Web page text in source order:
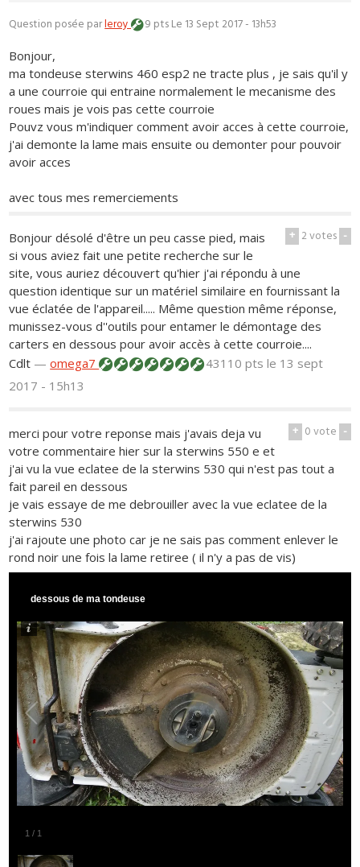
Question posée parleroy 9 ptsLe 13 Sept 2017 - 13h53
Bonjour,
ma tondeuse sterwins 460 esp2 ne tracte plus , je sais qu'il y
a une courroie qui entraine normalement le mecanisme des
roues mais je vois pas cette courroie
Pouvz vous m'indiquer comment avoir acces à cette courroie,
j'ai demonte la lame mais ensuite ou demonter pour pouvoir
avoir acces
avec tous mes remerciements
+ 2votes -
Bonjour désolé d'être un peu casse pied, mais
si vous aviez fait une petite recherche sur le
site, vous auriez découvert qu'hier j'ai répondu à une
question identique sur un matériel similaire en fournissant la
vue éclatée de l'appareil..... Même question même réponse,
munissez-vous d''outils pour entamer le démontage des
carters en dessous pour avoir accès à cette courroie....
Cdlt —omega7 43110 ptsle 13 sept
2017 - 15h13
+ 0vote -
merci pour votre reponse mais j'avais deja vu
votre commentaire hier sur la sterwins 550 e et
j'ai vu la vue eclatee de la sterwins 530 qui n'est pas tout a
fait pareil en dessous
je vais essaye de me debrouiller avec la vue eclatee de la
sterwins 530
j'ai rajoute une photo car je ne sais pas comment enlever le
rond noir une fois la lame retiree ( il n'y a pas de vis)
1 / 1
dessous de ma tondeuse